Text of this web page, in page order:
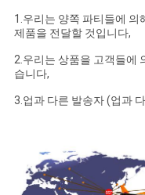
1.우리는 양쪽 파티들에 의
제품을 전달할 것입니다,
2.우리는 상품을 고객들에
습니다,
3.업과 다른 발송자 (업과